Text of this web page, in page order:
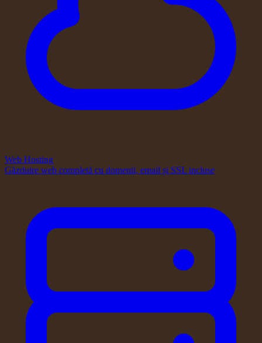
Web Hosting
Găzduire web completă cu domenii, email și SSL incluse